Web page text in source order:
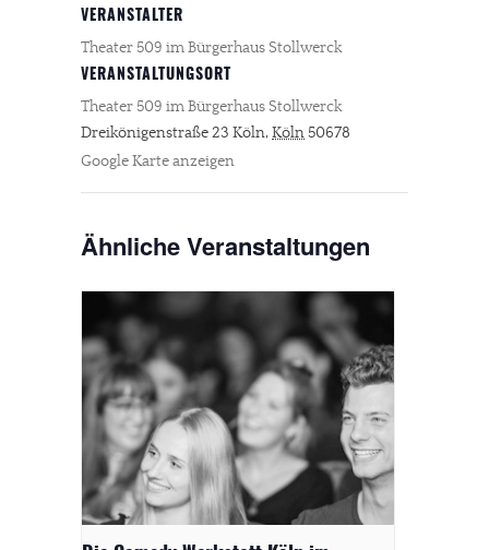
VERANSTALTUNGSORT
Theater 509 im Bürgerhaus Stollwerck
Dreikönigenstraße 23 Köln, Köln50678
Google Karte anzeigen
VERANSTALTER
Theater 509 im Bürgerhaus Stollwerck
Ähnliche Veranstaltungen